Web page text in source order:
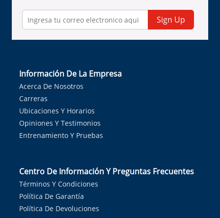
Sign Up
Información De La Empresa
Acerca De Nosotros
Carreras
Ubicaciones Y Horarios
Opiniones Y Testimonios
Entrenamiento Y Pruebas
Centro De Información Y Preguntas Frecuentes
Términos Y Condiciones
Política De Garantía
Política De Devoluciones